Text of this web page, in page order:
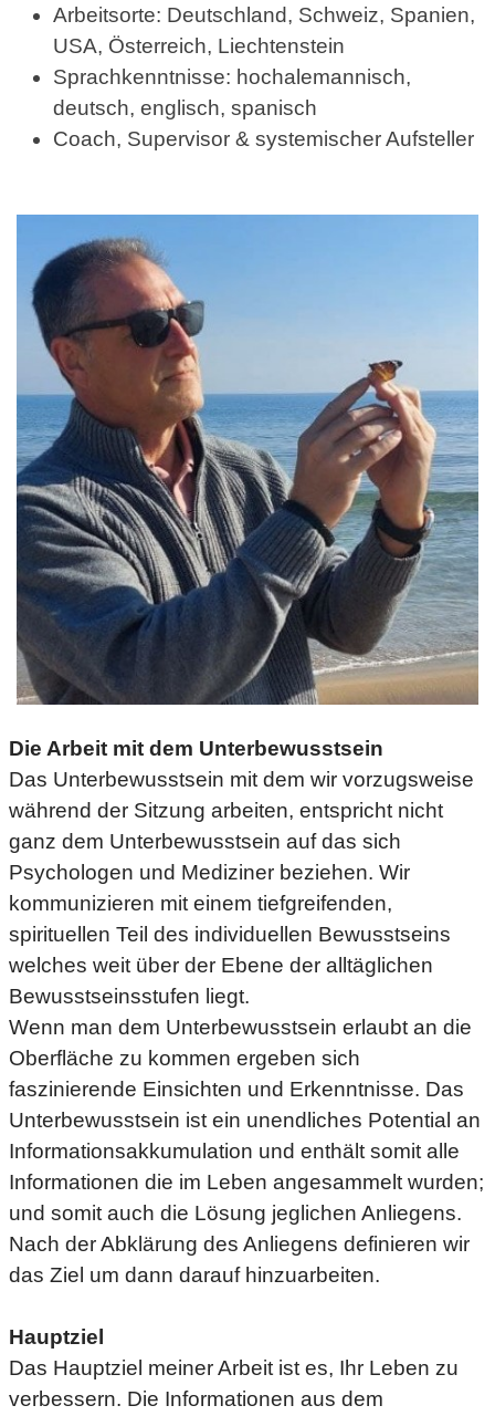
Arbeitsorte: Deutschland, Schweiz, Spanien,
USA, Österreich, Liechtenstein
Sprachkenntnisse: hochalemannisch,
deutsch, englisch, spanisch
Coach, Supervisor & systemischer Aufsteller
Die Arbeit mit dem Unterbewusstsein
Das Unterbewusstsein mit dem wir vorzugsweise
während der Sitzung arbeiten, entspricht nicht
ganz dem Unterbewusstsein auf das sich
Psychologen und Mediziner beziehen. Wir
kommunizieren mit einem tiefgreifenden,
spirituellen Teil des individuellen Bewusstseins
welches weit über der Ebene der alltäglichen
Bewusstseinsstufen liegt.
Wenn man dem Unterbewusstsein erlaubt an die
Oberfläche zu kommen ergeben sich
faszinierende Einsichten und Erkenntnisse. Das
Unterbewusstsein ist ein unendliches Potential an
Informationsakkumulation und enthält somit alle
Informationen die im Leben angesammelt wurden;
und somit auch die Lösung jeglichen Anliegens.
Nach der Abklärung des Anliegens definieren wir
das Ziel um dann darauf hinzuarbeiten.
Hauptziel
Das Hauptziel meiner Arbeit ist es, Ihr Leben zu
verbessern. Die Informationen aus dem